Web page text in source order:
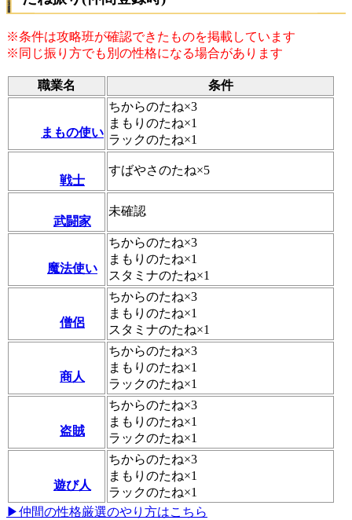
※条件は攻略班が確認できたものを掲載しています
※同じ振り方でも別の性格になる場合があります
職業名 条件
まもの使い
ちからのたね×3
まもりのたね×1
ラックのたね×1
戦士
すばやさのたね×5
武闘家
未確認
魔法使い
ちからのたね×3
まもりのたね×1
スタミナのたね×1
僧侶
ちからのたね×3
まもりのたね×1
スタミナのたね×1
商人
ちからのたね×3
まもりのたね×1
ラックのたね×1
盗賊
ちからのたね×3
まもりのたね×1
ラックのたね×1
遊び人
ちからのたね×3
まもりのたね×1
ラックのたね×1
▶仲間の性格厳選のやり方はこちら